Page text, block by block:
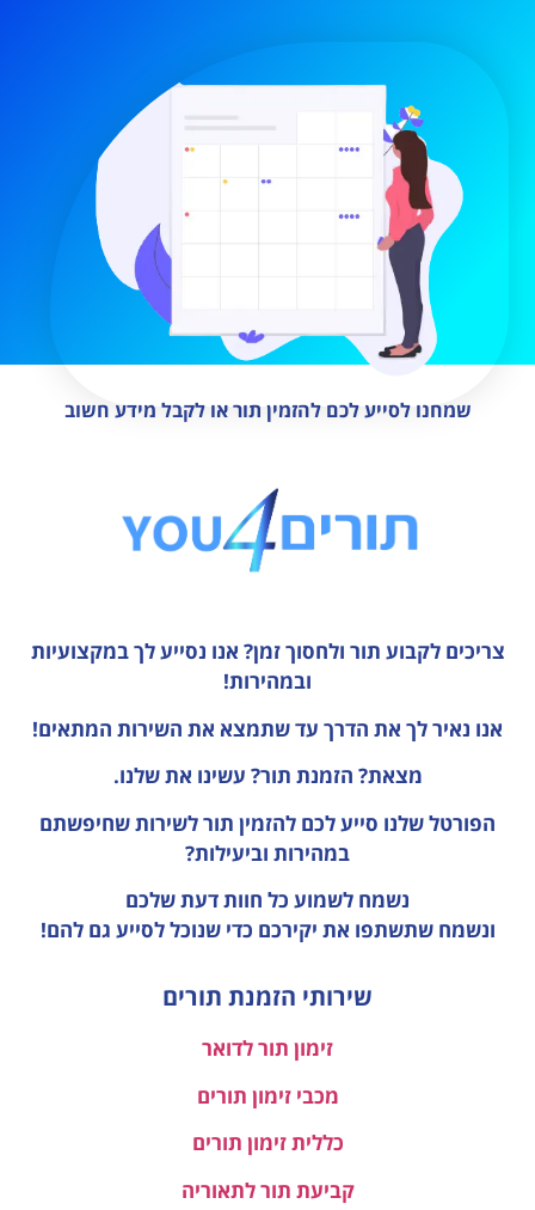
שמחנו לסייע לכם להזמין תור או לקבל מידע חשוב
צריכים לקבוע תור ולחסוך זמן? אנו נסייע לך במקצועיות
ובמהירות!
אנו נאיר לך את הדרך עד שתמצא את השירות המתאים!
מצאת? הזמנת תור? עשינו את שלנו.
הפורטל שלנו סייע לכם להזמין תור לשירות שחיפשתם
במהירות וביעילות?
נשמח לשמוע כל חוות דעתשלכם
ונשמח שתשתפו את יקירכם כדי שנוכל לסייע גם להם!
שירותי הזמנת תורים
זימון תור לדואר
מכבי זימון תורים
כללית זימון תורים
קביעת תור לתאוריה